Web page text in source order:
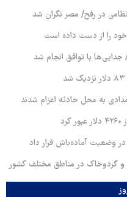
در رفح/ مصر نگران شد
را از دست داده است
به محل حادثه اعزام شدند
وضعیت آماده‌باش قرار داد
و گردوخاک در مناطق مختلف کشور